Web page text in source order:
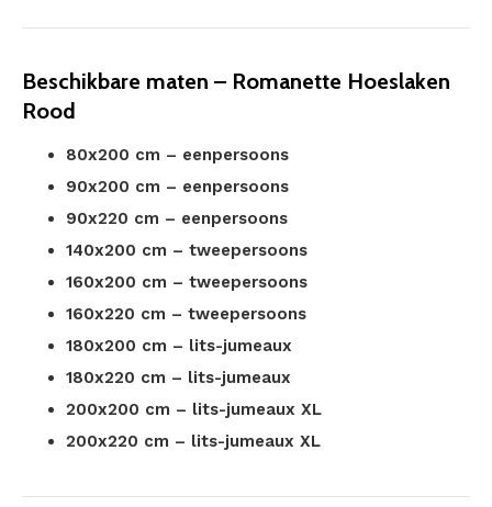
Beschikbare maten – Romanette Hoeslaken
Rood
80x200 cm – eenpersoons
90x200 cm – eenpersoons
90x220 cm – eenpersoons
140x200 cm – tweepersoons
160x200 cm – tweepersoons
160x220 cm – tweepersoons
180x200 cm – lits-jumeaux
180x220 cm – lits-jumeaux
200x200 cm – lits-jumeaux XL
200x220 cm – lits-jumeaux XL